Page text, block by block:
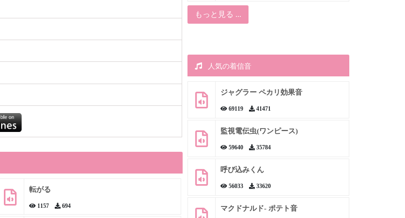
転がる
1157 694
もっと見る ...
人気の着信音
ジャグラー ペカリ効果音
69119 41471
監視電伝虫(ワンピース)
59640 35784
呼び込みくん
56033 33620
マクドナルド- ポテト音